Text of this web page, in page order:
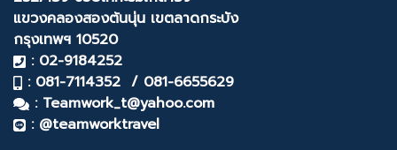
แขวงคลองสองต้นนุ่น เขตลาดกระบัง
กรุงเทพฯ 10520
: 02-9184252
: 081-7114352 / 081-6655629
: Teamwork_t@yahoo.com
: @teamworktravel